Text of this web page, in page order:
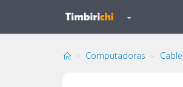
Computadoras